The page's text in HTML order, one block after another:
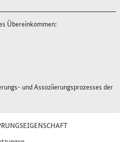
Übereinkommen:
und Assoziierungsprozesses der